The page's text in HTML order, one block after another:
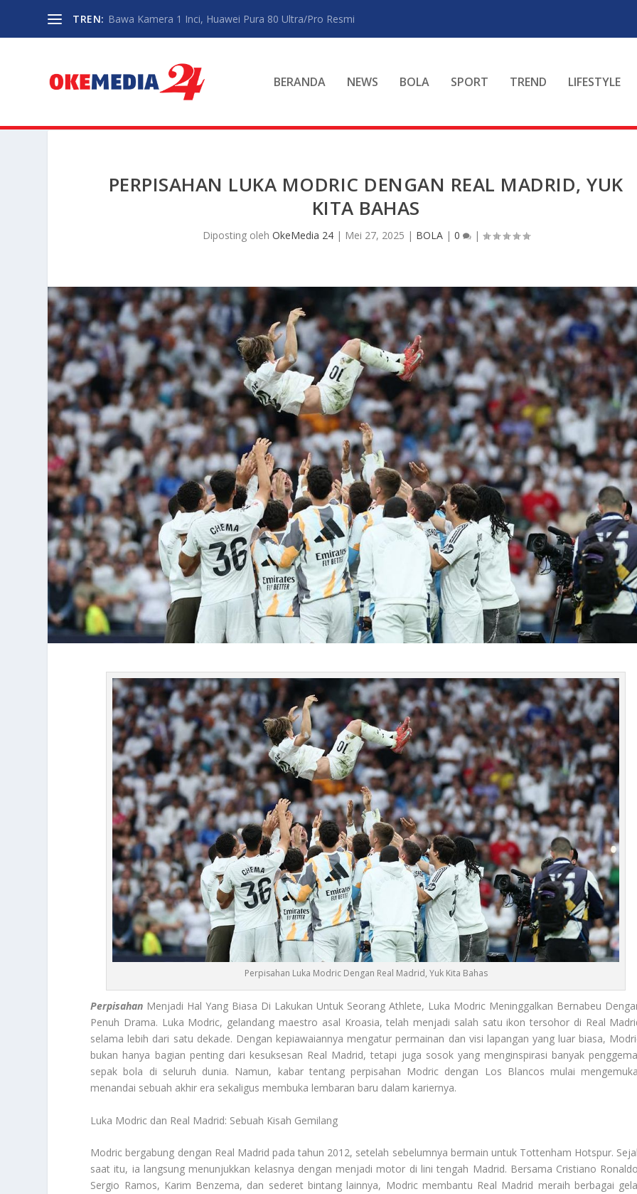
TREN: Bawa Kamera 1 Inci, Huawei Pura 80 Ultra/Pro Resmi
BERANDA NEWS BOLA SPORT TREND LIFESTYLE
PERPISAHAN LUKA MODRIC DENGAN REAL MADRID, YUK
KITA BAHAS
Diposting oleh OkeMedia 24| Mei 27, 2025 | BOLA| 0 |
Perpisahan Luka Modric Dengan Real Madrid, Yuk Kita Bahas
Perpisahan Menjadi Hal Yang Biasa Di Lakukan Untuk Seorang Athlete, Luka Modric Meninggalkan Bernabeu
Penuh Drama. Luka Modric, gelandang maestro asal Kroasia, telah menjadi salah satu ikon tersohor di Real
selama lebih dari satu dekade. Dengan kepiawaiannya mengatur permainan dan visi lapangan yang luar biasa,
bukan hanya bagian penting dari kesuksesan Real Madrid, tetapi juga sosok yang menginspirasi banyak
sepak bola di seluruh dunia. Namun, kabar tentang perpisahan Modric dengan Los Blancos mulai
menandai sebuah akhir era sekaligus membuka lembaran baru dalam kariernya.
Luka Modric dan Real Madrid: Sebuah Kisah Gemilang
Modric bergabung dengan Real Madrid pada tahun 2012, setelah sebelumnya bermain untuk Tottenham Hotspur.
saat itu, ia langsung menunjukkan kelasnya dengan menjadi motor di lini tengah Madrid. Bersama Cristiano
Sergio Ramos, Karim Benzema, dan sederet bintang lainnya, Modric membantu Real Madrid meraih berbagai